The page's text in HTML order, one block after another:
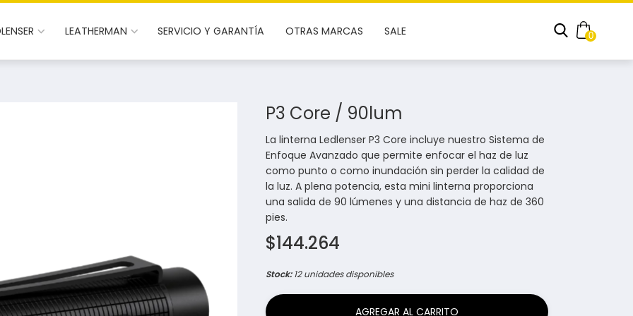
LEATHERMAN SERVICIO Y GARANTÍA OTRAS MARCAS SALE 0
P3 Core / 90lum
La linterna Ledlenser P3 Core incluye nuestro Sistema de
Enfoque Avanzado que permite enfocar el haz de luz
como punto o como inundación sin perder la calidad de
la luz. A plena potencia, esta mini linterna proporciona
una salida de 90 lúmenes y una distancia de haz de 360
pies.
$144.264
Stock:12 unidades disponibles
AGREGAR AL CARRITO